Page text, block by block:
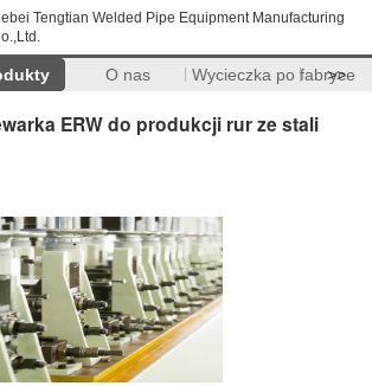
Tengtian Welded Pipe Equipment Manufacturing
O nas Wycieczka po fabryce
>>
ERW do produkcji rur ze stali